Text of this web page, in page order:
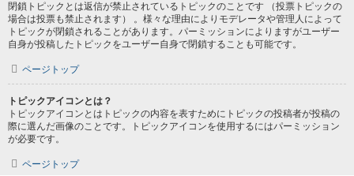
閉鎖トピックとは返信が禁止されているトピックのことです （投票トピックの
場合は投票も禁止されます） 。様々な理由によりモデレータや管理人によって
トピックが閉鎖されることがあります。パーミッションによりますがユーザー
自身が投稿したトピックをユーザー自身で閉鎖することも可能です。
ページトップ
トピックアイコンとは？
トピックアイコンとはトピックの内容を表すためにトピックの投稿者が投稿の
際に選んだ画像のことです。トピックアイコンを使用するにはパーミッション
が必要です。
ページトップ